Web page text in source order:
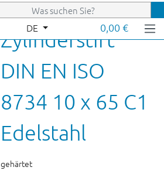
DE 0,00 €
Zylinderstift
DIN EN ISO
8734 10 x 65 C1
Edelstahl
gehärtet